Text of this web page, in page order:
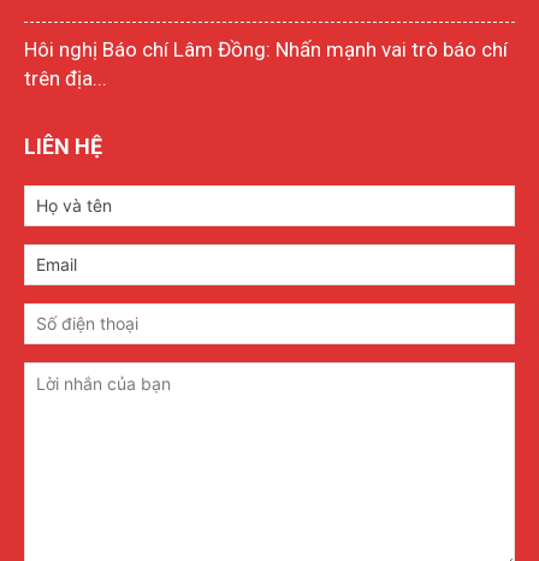
Hôi nghị Báo chí Lâm Đồng: Nhấn mạnh vai trò báo chí
trên địa...
LIÊN HỆ